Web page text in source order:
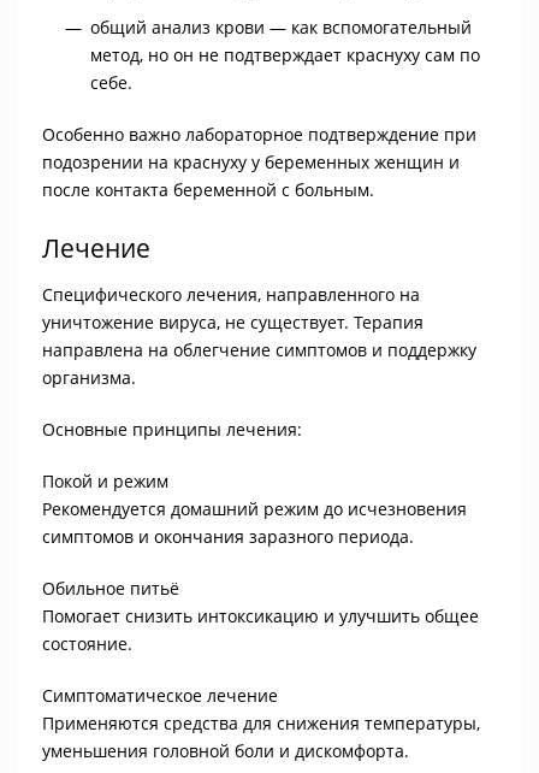
общий анализ крови — как вспомогательный
метод, но он не подтверждает краснуху сам по
себе.
Особенно важно лабораторное подтверждение при
подозрении на краснуху у беременных женщин и
после контакта беременной с больным.
Лечение
Специфического лечения, направленного на
уничтожение вируса, не существует. Терапия
направлена на облегчение симптомов и поддержку
организма.
Основные принципы лечения:
Покой и режим
Рекомендуется домашний режим до исчезновения
симптомов и окончания заразного периода.
Обильное питьё
Помогает снизить интоксикацию и улучшить общее
состояние.
Симптоматическое лечение
Применяются средства для снижения температуры,
уменьшения головной боли и дискомфорта.